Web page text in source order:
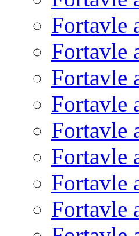
Fortavle
Fortavle
Fortavle
Fortavle
Fortavle
Fortavle
Fortavle
Fortavle